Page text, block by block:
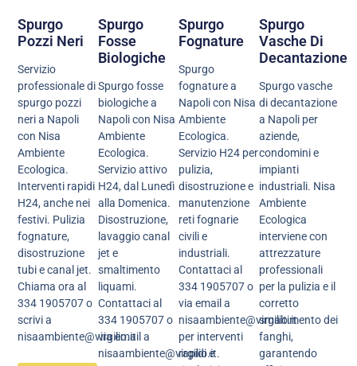
Spurgo
Pozzi Neri
Servizio
professionale di
spurgo pozzi
neri a Napoli
con Nisa
Ambiente
Ecologica.
Interventi rapidi
H24, anche nei
festivi. Pulizia
fognature,
disostruzione
tubi e canal jet.
Chiama ora al
334 1905707 o
scrivi a
nisaambiente@virgilio.it
Spurgo
Fosse
Biologiche
Spurgo fosse
biologiche a
Napoli con Nisa
Ambiente
Ecologica.
Servizio attivo
H24, dal Lunedì
alla Domenica.
Disostruzione,
lavaggio canal
jet e
smaltimento
liquami.
Contattaci al
334 1905707 o
via email a
nisaambiente@virgilio.it.
Spurgo
Fognature
Spurgo
fognature a
Napoli con Nisa
Ambiente
Ecologica.
Servizio H24 per
pulizia,
disostruzione e
manutenzione
reti fognarie
civili e
industriali.
Contattaci al
334 1905707 o
via email a
nisaambiente@virgilio.it
per interventi
rapidi e
Spurgo
Vasche Di
Decantazione
Spurgo vasche
di decantazione
a Napoli per
aziende,
condomini e
impianti
industriali. Nisa
Ambiente
Ecologica
interviene con
attrezzature
professionali
per la pulizia e il
corretto
smaltimento dei
fanghi,
garantendo